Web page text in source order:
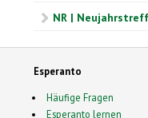
NR |
Esperanto
Häufige Fragen
Esperanto lernen